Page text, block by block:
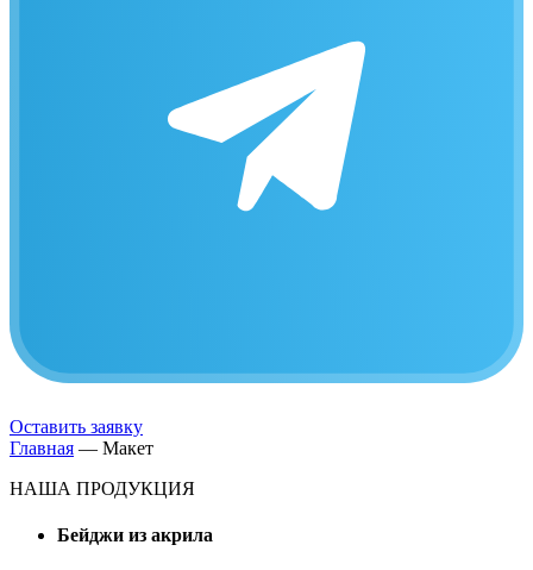
Оставить заявку
Главная — Макет
НАША ПРОДУКЦИЯ
Бейджи из акрила